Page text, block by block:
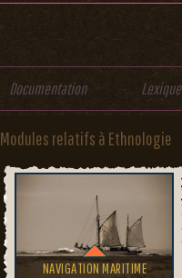
Documentation Lexique
Modules relatifs à Ethnologie
NAVIGATION MARITIME